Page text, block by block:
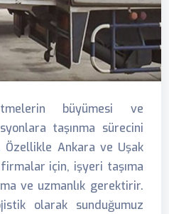
büyümesi ve
taşınma sürecini
Ankara ve Uşak
için, işyeri taşıma
ve uzmanlık gerektirir.
olarak sunduğumuz